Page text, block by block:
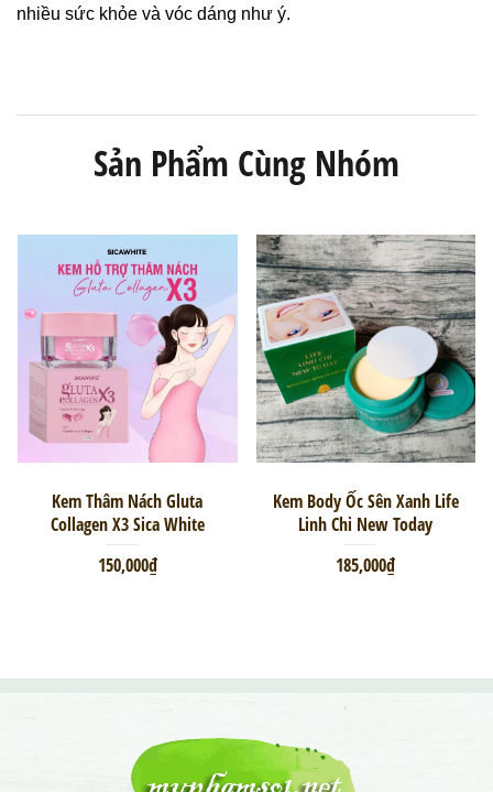
nhiều sức khỏe và vóc dáng như ý.
Sản Phẩm Cùng Nhóm
Kem Thâm Nách Gluta
Collagen X3 Sica White
150,000₫
Kem Body Ốc Sên Xanh Life
Linh Chi New Today
185,000₫